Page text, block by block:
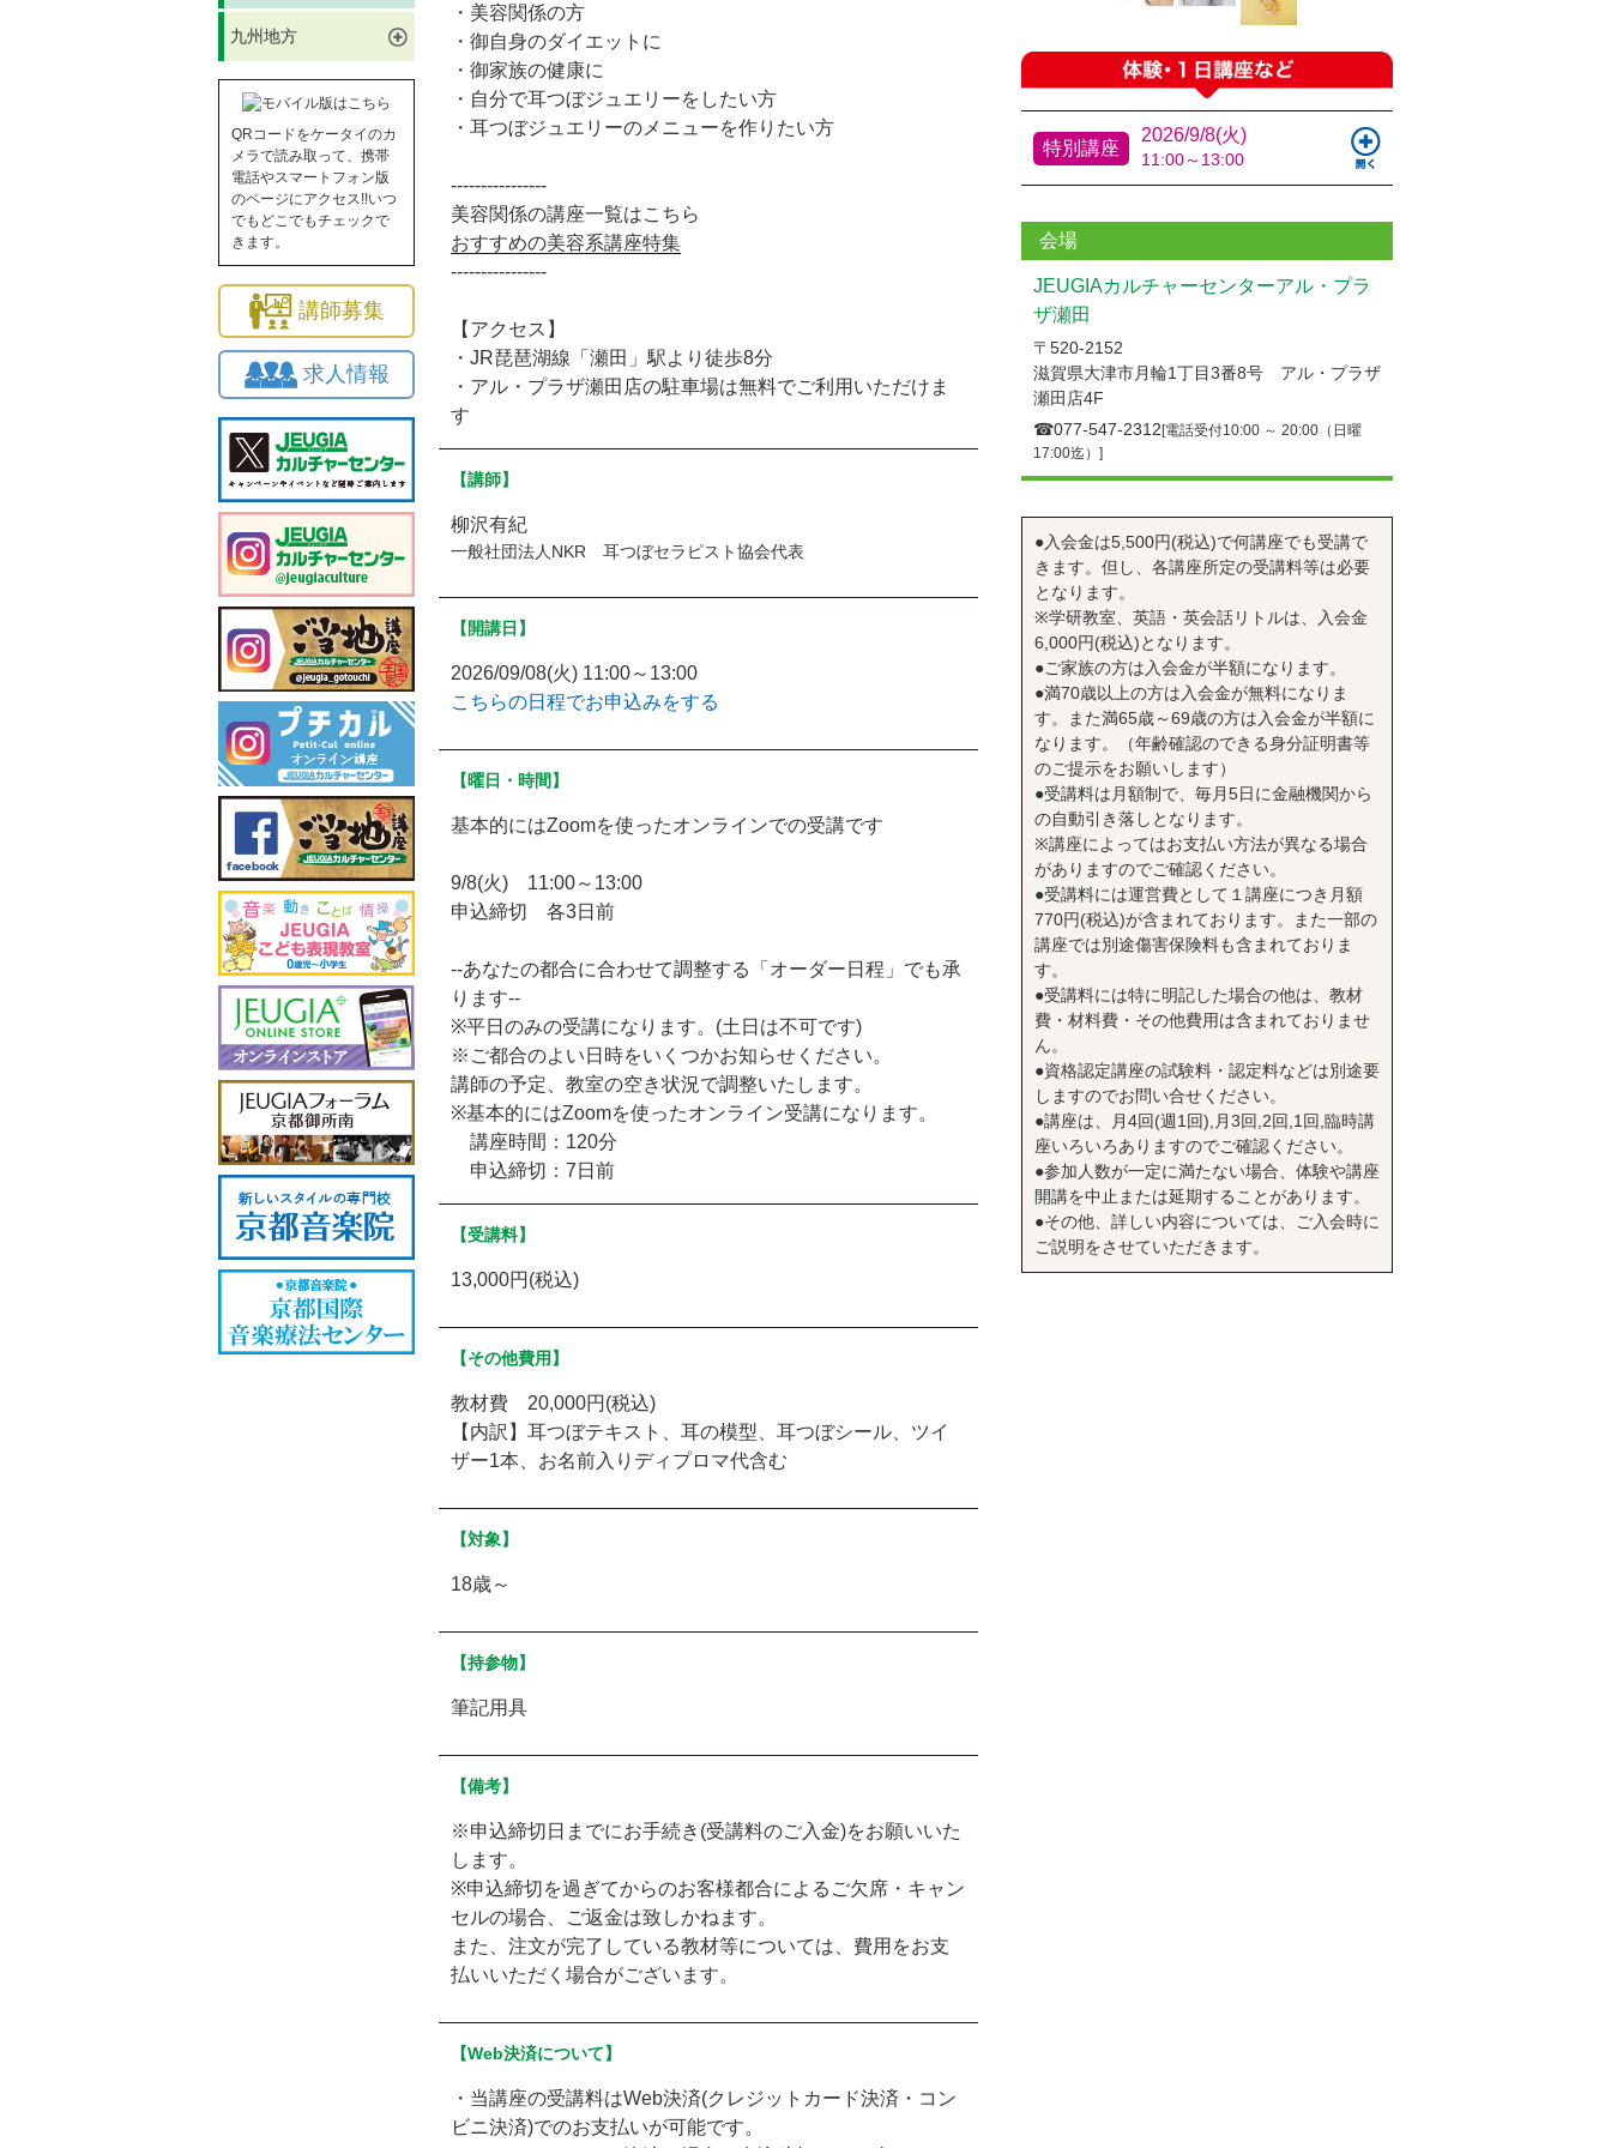
九州地方
QRコードをケータイのカ
メラで読み取って、携帯
電話やスマートフォン版
のページにアクセス!!いつ
でもどこでもチェックで
きます。
講師募集
求人情報
・美容関係の方
・御自身のダイエットに
・御家族の健康に
・自分で耳つぼジュエリーをしたい方
・耳つぼジュエリーのメニューを作りたい方
----------------
美容関係の講座一覧はこちら
おすすめの美容系講座特集
----------------
【アクセス】
・JR琵琶湖線「瀬田」駅より徒歩8分
・アル・プラザ瀬田店の駐車場は無料でご利用いただけま
す
【講師】
柳沢有紀
一般社団法人NKR 耳つぼセラピスト協会代表
【開講日】
2026/09/08(火) 11:00～13:00
こちらの日程でお申込みをする
【曜日・時間】
基本的にはZoomを使ったオンラインでの受講です
9/8(火) 11:00～13:00
申込締切 各3日前
--あなたの都合に合わせて調整する「オーダー日程」でも承
ります--
※平日のみの受講になります。(土日は不可です)
※ご都合のよい日時をいくつかお知らせください。
講師の予定、教室の空き状況で調整いたします。
※基本的にはZoomを使ったオンライン受講になります。
講座時間：120分
申込締切：7日前
【受講料】
13,000円(税込)
【その他費用】
教材費 20,000円(税込)
【内訳】耳つぼテキスト、耳の模型、耳つぼシール、ツイ
ザー1本、お名前入りディプロマ代含む
【対象】
18歳～
【持参物】
筆記用具
【備考】
※申込締切日までにお手続き(受講料のご入金)をお願いいた
します。
※申込締切を過ぎてからのお客様都合によるご欠席・キャン
セルの場合、ご返金は致しかねます。
また、注文が完了している教材等については、費用をお支
払いいただく場合がございます。
【Web決済について】
・当講座の受講料はWeb決済(クレジットカード決済・コン
ビニ決済)でのお支払いが可能です。
特別講座
2026/9/8(火)
11:00～13:00
会場
JEUGIAカルチャーセンターアル・プラ
ザ瀬田
〒520-2152
滋賀県大津市月輪1丁目3番8号 アル・プラザ
瀬田店4F
☎︎077-547-2312 [電話受付10:00 ～ 20:00（日曜
17:00迄）]
●入会金は5,500円(税込)で何講座でも受講で
きます。但し、各講座所定の受講料等は必要
となります。
※学研教室、英語・英会話リトルは、入会金
6,000円(税込)となります。
●ご家族の方は入会金が半額になります。
●満70歳以上の方は入会金が無料になりま
す。また満65歳～69歳の方は入会金が半額に
なります。（年齢確認のできる身分証明書等
のご提示をお願いします）
●受講料は月額制で、毎月5日に金融機関から
の自動引き落しとなります。
※講座によってはお支払い方法が異なる場合
がありますのでご確認ください。
●受講料には運営費として１講座につき月額
770円(税込)が含まれております。また一部の
講座では別途傷害保険料も含まれておりま
す。
●受講料には特に明記した場合の他は、教材
費・材料費・その他費用は含まれておりませ
ん。
●資格認定講座の試験料・認定料などは別途要
しますのでお問い合せください。
●講座は、月4回(週1回),月3回,2回,1回,臨時講
座いろいろありますのでご確認ください。
●参加人数が一定に満たない場合、体験や講座
開講を中止または延期することがあります。
●その他、詳しい内容については、ご入会時に
ご説明をさせていただきます。